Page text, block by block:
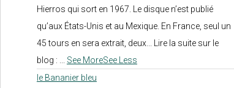
Hierros qui sort en 1967. Le disque n’est publié
qu’aux États-Unis et au Mexique. En France, seul un
45 tours en sera extrait, deux... Lire la suite sur le
blog :
See MoreSee Less
le Bananier bleu